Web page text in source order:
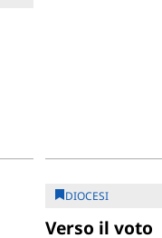
DIOCESI
Verso il voto